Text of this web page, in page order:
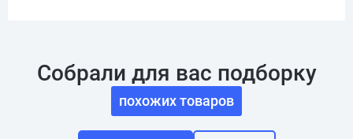
Собрали для вас подборку
похожих товаров